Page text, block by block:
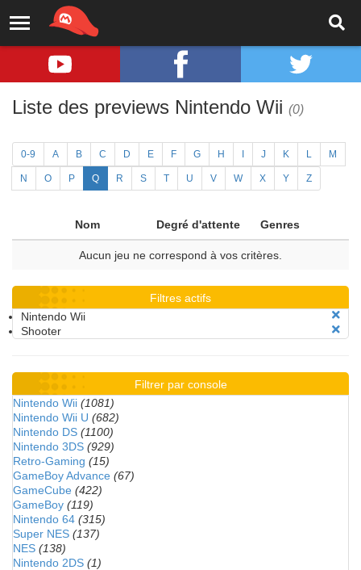
Liste des previews Nintendo Wii (0)
0-9 A B C D E F G H J K L M
N O P Q R S T U V W X Y Z
Nom Degré d'attente Genres
Aucun jeu ne correspond à vos critères.
Filtres actifs
Nintendo Wii
Shooter
Filtrer par console
Nintendo Wii (1081)
Nintendo Wii U (682)
Nintendo DS (1100)
Nintendo 3DS (929)
Retro-Gaming (15)
GameBoy Advance (67)
GameCube (422)
GameBoy (119)
Nintendo 64 (315)
Super NES (137)
NES (138)
Nintendo 2DS (1)